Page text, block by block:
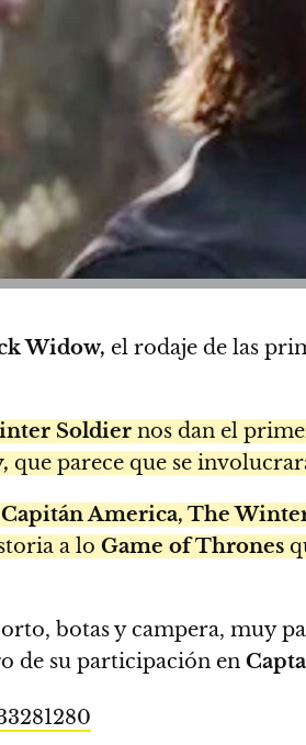
Widow, el rodaje de las
Soldier nos dan el
que parece que se
Capitán America, The
a lo Game of Thrones
botas y campera, muy
de su participación en